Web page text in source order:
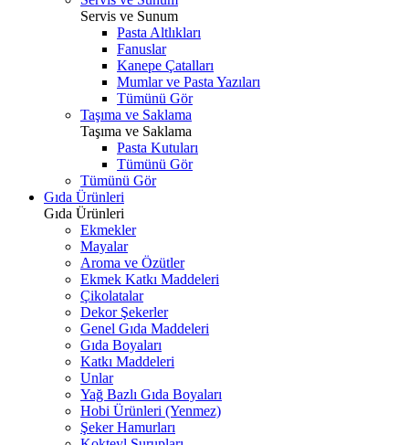
Servis ve Sunum
Pasta Altlıkları
Fanuslar
Kanepe Çatalları
Mumlar ve Pasta Yazıları
Tümünü Gör
Taşıma ve Saklama
Taşıma ve Saklama
Pasta Kutuları
Tümünü Gör
Tümünü Gör
Gıda Ürünleri
Gıda Ürünleri
Ekmekler
Mayalar
Aroma ve Özütler
Ekmek Katkı Maddeleri
Çikolatalar
Dekor Şekerler
Genel Gıda Maddeleri
Gıda Boyaları
Katkı Maddeleri
Unlar
Yağ Bazlı Gıda Boyaları
Hobi Ürünleri (Yenmez)
Şeker Hamurları